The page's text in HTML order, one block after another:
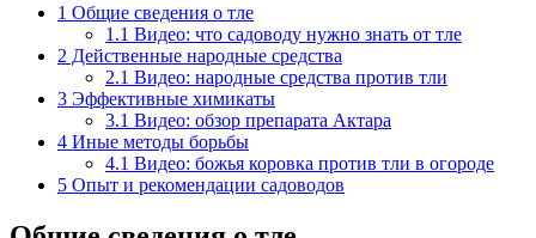
1 Общие сведения о тле
1.1 Видео: что садоводу нужно знать от тле
2 Действенные народные средства
2.1 Видео: народные средства против тли
3 Эффективные химикаты
3.1 Видео: обзор препарата Актара
4 Иные методы борьбы
4.1 Видео: божья коровка против тли в огороде
5 Опыт и рекомендации садоводов